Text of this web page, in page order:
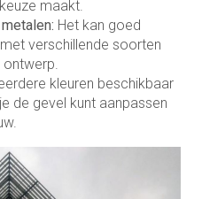
maakt.
Het kan goed
verschillende soorten
ontwerp.
kleuren beschikbaar
de gevel kunt aanpassen